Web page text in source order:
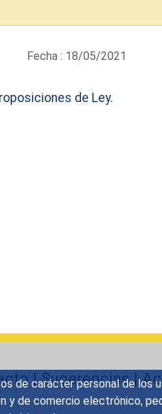
de carácter personal de los
y de comercio electrónico,
Fecha : 18/05/2021
de Ley.
|Sugerencias|